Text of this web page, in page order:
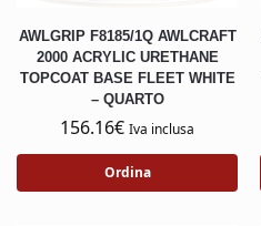
AWLGRIP F8185/1Q AWLCRAFT
2000 ACRYLIC URETHANE
TOPCOAT BASE FLEET WHITE
– QUARTO
156.16€ Iva inclusa
Ordina